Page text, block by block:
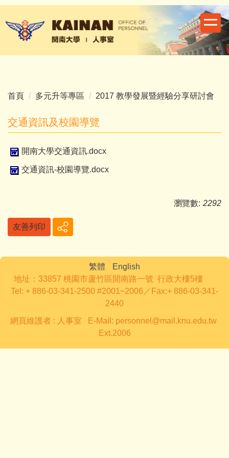
跳
到
內
首頁
多元升等專區 2017 教學發展暨經驗分享研討會
交通資訊及校園導覽
開南大學交通資訊.docx
交通資訊-校園導覽.docx
瀏覽數: 2292
友善列印
繁體
English
地址：33857 桃園市蘆竹區開南路一號 行政大樓5樓
Tel: + 886-03-341-2500 #2001~2006／Fax:+ 886-03-341-
2440
網頁維護者 : 人事室 E-Mail: personnel@mail.knu.edu.tw
Ext.2006